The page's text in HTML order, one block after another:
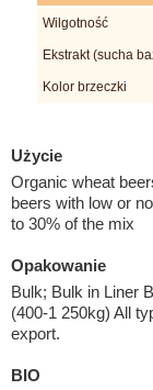
Wilgotność
Ekstrakt (sucha
Kolor brzeczki
Użycie
Organic wheat
beers with low or
to 30% of the mix
Opakowanie
Bulk; Bulk in Liner
(400-1 250kg) All
export.
BIO